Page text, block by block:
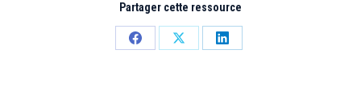
Partager cette ressource
PartagerPartagerPartager